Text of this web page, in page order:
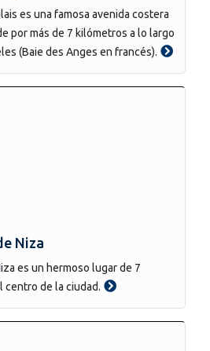
es una famosa avenida costera
por más de 7 kilómetros a lo largo
(Baie des Anges en francés).
Niza
es un hermoso lugar de 7
centro de la ciudad.